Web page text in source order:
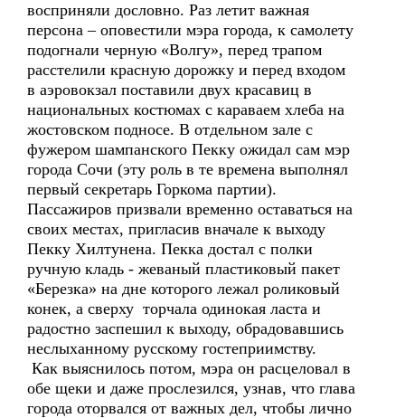
восприняли дословно. Раз летит важная
персона – оповестили мэра города, к самолету
подогнали черную «Волгу», перед трапом
расстелили красную дорожку и перед входом
в аэровокзал поставили двух красавиц в
национальных костюмах с караваем хлеба на
жостовском подносе. В отдельном зале с
фужером шампанского Пекку ожидал сам мэр
города Сочи (эту роль в те времена выполнял
первый секретарь Горкома партии).
Пассажиров призвали временно оставаться на
своих местах, пригласив вначале к выходу
Пекку Хилтунена. Пекка достал с полки
ручную кладь - жеваный пластиковый пакет
«Березка» на дне которого лежал роликовый
конек, а сверху торчала одинокая ласта и
радостно заспешил к выходу, обрадовавшись
неслыханному русскому гостеприимству.
Как выяснилось потом, мэра он расцеловал в
обе щеки и даже прослезился, узнав, что глава
города оторвался от важных дел, чтобы лично